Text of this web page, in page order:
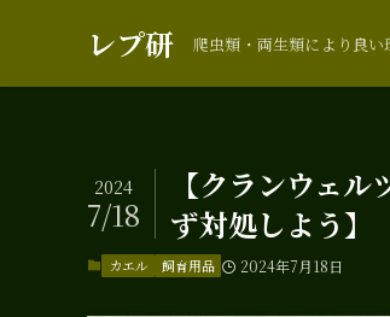
レプ研 爬虫類・両生類により良い
【クランウェ
ず対処しよう】
2024
7/18
カエル 飼育用品 2024年7月18日